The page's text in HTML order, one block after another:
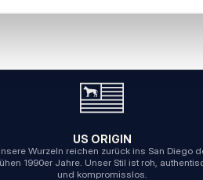
US ORIGIN
Wurzeln reichen zurück ins San Diego
1990er Jahre. Unser Stil ist roh,
und kompromisslos.